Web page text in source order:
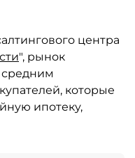
центра
", рынок
средним
которые
ипотеку,